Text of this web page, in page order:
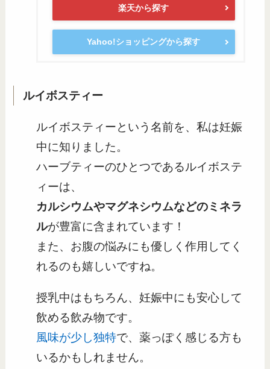
楽天から探す
Yahoo!ショッピングから探す
ルイボスティー
ルイボスティーという名前を、私は妊娠
中に知りました。
ハーブティーのひとつであるルイボステ
ィーは、
カルシウムやマグネシウムなどのミネラ
ルが豊富に含まれています！
また、お腹の悩みにも優しく作用してく
れるのも嬉しいですね。
授乳中はもちろん、妊娠中にも安心して
飲める飲み物です。
風味が少し独特で、薬っぽく感じる方も
いるかもしれません。